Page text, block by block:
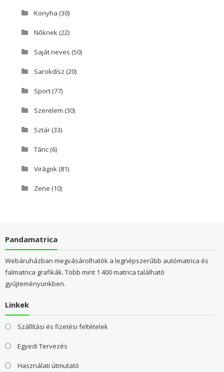
Konyha (30)
Nőknek(22)
Saját neves (50)
Sarokdísz (20)
Sport(77)
Szerelem (30)
Sztár(33)
Tánc(6)
Virágok(81)
Zene (10)
Pandamatrica
Webáruházban megvásárolhatók a legnépszerűbb autómatrica és
falmatrica grafikák. Több mint 1 400 matrica található
gyűjteményünkben.
Linkek
Szállítási és fizetési feltételek
Egyedi Tervezés
Használati útmutató